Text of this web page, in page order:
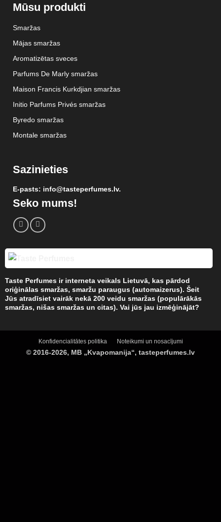
Mūsu produkti
Smaržas
Mājas smaržas
Aromatizētas sveces
Parfums De Marly smaržas
Maison Francis Kurkdjian smaržas
Initio Parfums Privés smaržas
Byredo smaržas
Montale smaržas
Sazinieties
E-pasts: info@tasteperfumes.lv.
Seko mums!
Taste Perfumesir interneta veikals Lietuvā, kas pārdod
oriģinālas smaržas, smaržu paraugus (automaizerus). Šeit
Jūs atradīsiet vairāk nekā 200 veidu smaržas (populārākās
smaržas, nišas smaržas un citas). Vai jūs jau izmēģinājāt?
Konfidencialitātes politika Noteikumi un nosacījumi
© 2016-2026, MB „Kvapomanija“, tasteperfumes.lv